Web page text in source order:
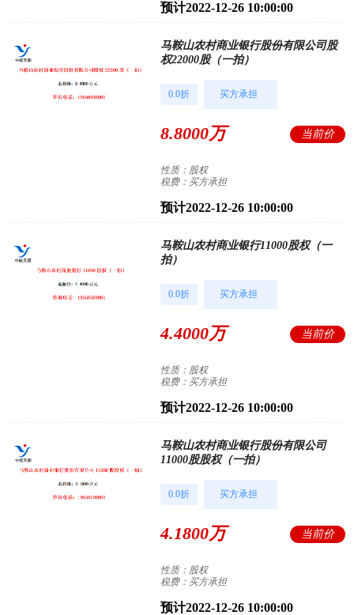
预计2022-12-26 10:00:00
马鞍山农村商业银行股份有限公司股
权22000股（一拍）
0.0折 买方承担
8.8000万 当前价
性质：股权
税费：买方承担
预计2022-12-26 10:00:00
马鞍山农村商业银行11000股权（一
拍）
0.0折 买方承担
4.4000万 当前价
性质：股权
税费：买方承担
预计2022-12-26 10:00:00
马鞍山农村商业银行股份有限公司
11000股股权（一拍）
0.0折 买方承担
4.1800万 当前价
性质：股权
税费：买方承担
预计2022-12-26 10:00:00